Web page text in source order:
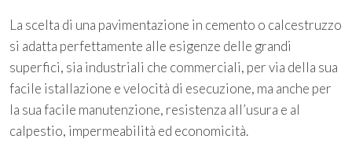
La scelta di una pavimentazione in cemento o calcestruzzo
si adatta perfettamente alle esigenze delle grandi
superfici, sia industriali che commerciali, per via della sua
facile istallazione e velocità di esecuzione, ma anche per
la sua facile manutenzione, resistenza all’usura e al
calpestio, impermeabilità ed economicità.